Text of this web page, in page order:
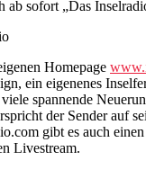
ab sofort „Das
Homepage
ein eigenenes
spannende
der Sender auf
gibt es auch
Livestream.